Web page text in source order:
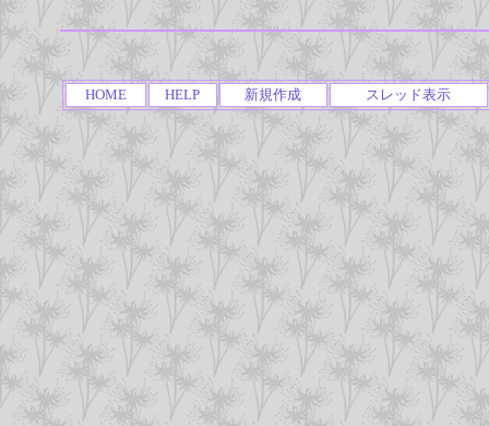
HOME HELP 新規作成 スレッド表示